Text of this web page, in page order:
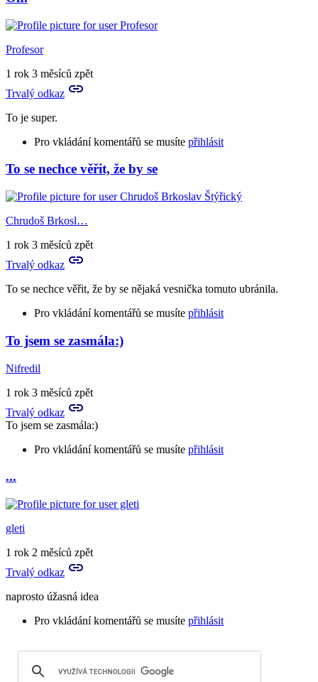
Profesor
1 rok 3 měsíců zpět
Trvalý odkaz
To je super.
Pro vkládání komentářů se musíte přihlásit
To se nechce věřit, že by se
Chrudoš Brkosl…
1 rok 3 měsíců zpět
Trvalý odkaz
To se nechce věřit, že by se nějaká vesnička tomuto ubránila.
Pro vkládání komentářů se musíte přihlásit
To jsem se zasmála:)
Nifredil
1 rok 3 měsíců zpět
Trvalý odkaz
To jsem se zasmála:)
Pro vkládání komentářů se musíte přihlásit
...
gleti
1 rok 2 měsíců zpět
Trvalý odkaz
naprosto úžasná idea
Pro vkládání komentářů se musíte přihlásit